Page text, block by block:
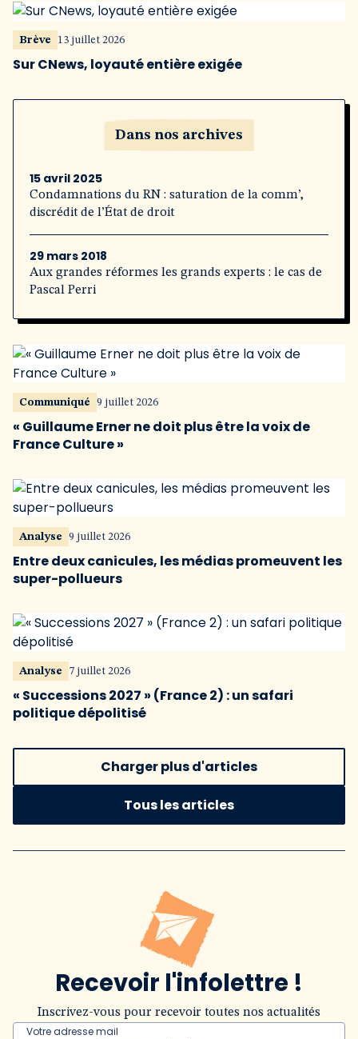
Brève 13 juillet 2026
Sur CNews, loyauté entière exigée
Dans nos archives
15 avril 2025
Condamnations du RN : saturation de la comm’,
discrédit de l’État de droit
29 mars 2018
Aux grandes réformes les grands experts : le cas de
Pascal Perri
Communiqué 9 juillet 2026
« Guillaume Erner ne doit plus être la voix de
France Culture »
Analyse 9 juillet 2026
Entre deux canicules, les médias promeuvent les
super-pollueurs
Analyse 7 juillet 2026
« Successions 2027 » (France 2) : un safari
politique dépolitisé
Charger plus d'articles
Tous les articles
Recevoir l'infolettre !
Inscrivez-vous pour recevoir toutes nos actualités
Votre adresse mail